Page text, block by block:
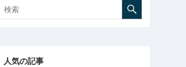
人気の記事